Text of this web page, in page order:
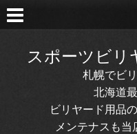
スポーツビリ
札幌でビ
北海道
ビリヤード用品
メンテナスも当